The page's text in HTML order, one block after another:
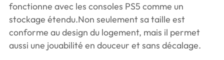
fonctionne avec les consoles PS5 comme un
stockage étendu.Non seulement sa taille est
conforme au design du logement, mais il permet
aussi une jouabilité en douceur et sans décalage.